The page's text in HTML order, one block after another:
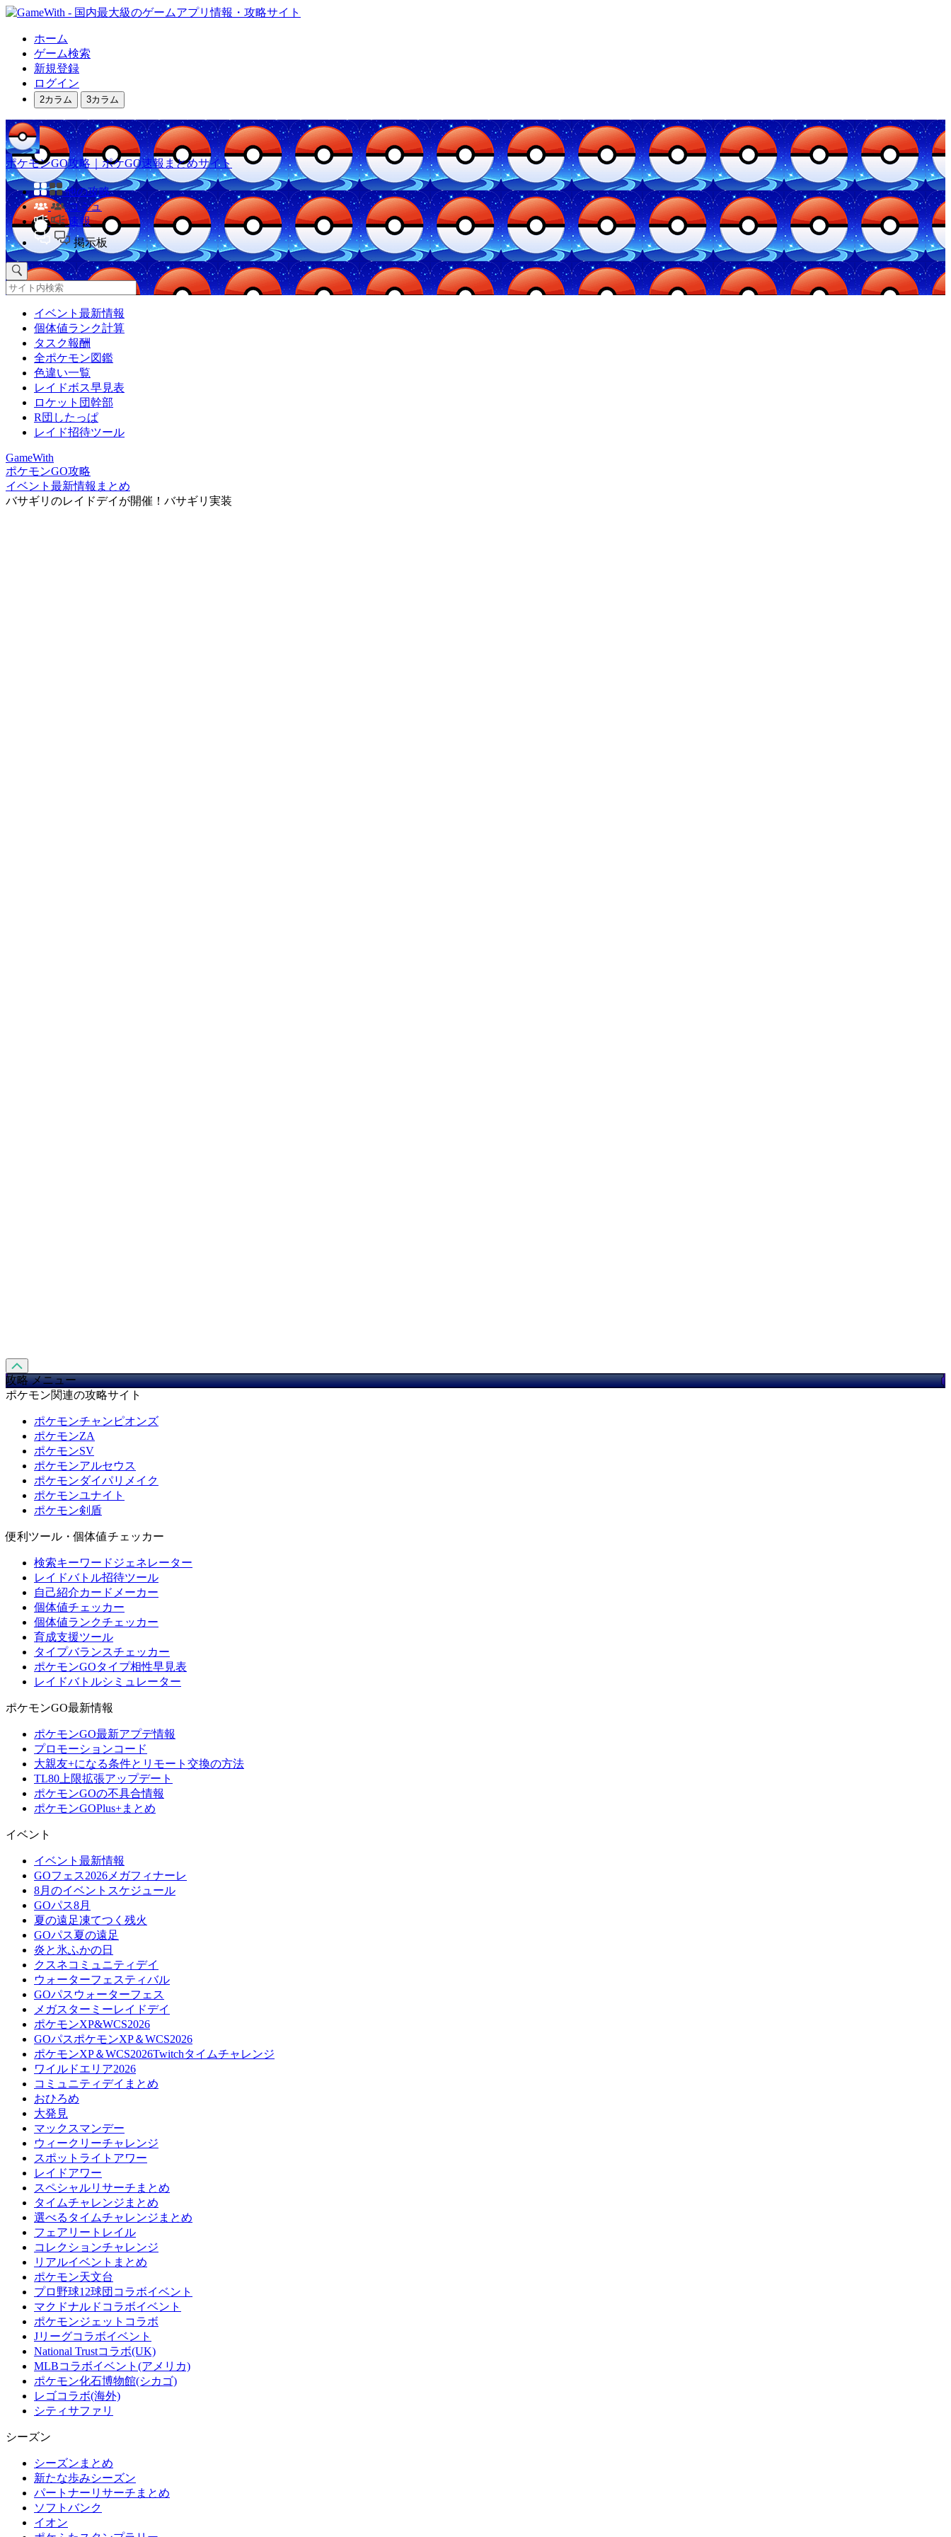
ホーム
ゲーム検索
新規登録
ログイン
2カラム 3カラム
ポケモンGO攻略｜ポケGO速報まとめサイト
他の攻略
コミュ
速報
掲示板
イベント最新情報
個体値ランク計算
タスク報酬
全ポケモン図鑑
色違い一覧
レイドボス早見表
ロケット団幹部
R団したっぱ
レイド招待ツール
GameWith
ポケモンGO攻略
イベント最新情報まとめ
バサギリのレイドデイが開催！バサギリ実装
攻略 メニュー
ポケモン関連の攻略サイト
ポケモンチャンピオンズ
ポケモンZA
ポケモンSV
ポケモンアルセウス
ポケモンダイパリメイク
ポケモンユナイト
ポケモン剣盾
便利ツール・個体値チェッカー
検索キーワードジェネレーター
レイドバトル招待ツール
自己紹介カードメーカー
個体値チェッカー
個体値ランクチェッカー
育成支援ツール
タイプバランスチェッカー
ポケモンGOタイプ相性早見表
レイドバトルシミュレーター
ポケモンGO最新情報
ポケモンGO最新アプデ情報
プロモーションコード
大親友+になる条件とリモート交換の方法
TL80上限拡張アップデート
ポケモンGOの不具合情報
ポケモンGOPlus+まとめ
イベント
イベント最新情報
GOフェス2026メガフィナーレ
8月のイベントスケジュール
GOパス8月
夏の遠足凍てつく残火
GOパス夏の遠足
炎と氷ふかの日
クスネコミュニティデイ
ウォーターフェスティバル
GOパスウォーターフェス
メガスターミーレイドデイ
ポケモンXP&WCS2026
GOパスポケモンXP＆WCS2026
ポケモンXP＆WCS2026Twitchタイムチャレンジ
ワイルドエリア2026
コミュニティデイまとめ
おひろめ
大発見
マックスマンデー
ウィークリーチャレンジ
スポットライトアワー
レイドアワー
スペシャルリサーチまとめ
タイムチャレンジまとめ
選べるタイムチャレンジまとめ
フェアリートレイル
コレクションチャレンジ
リアルイベントまとめ
ポケモン天文台
プロ野球12球団コラボイベント
マクドナルドコラボイベント
ポケモンジェットコラボ
Jリーグコラボイベント
National Trustコラボ(UK)
MLBコラボイベント(アメリカ)
ポケモン化石博物館(シカゴ)
レゴコラボ(海外)
シティサファリ
シーズン
シーズンまとめ
新たな歩みシーズン
パートナーリサーチまとめ
ソフトバンク
イオン